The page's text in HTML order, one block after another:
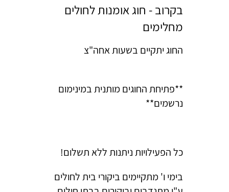
בקרוב - חוג אומנות לחולים
מחלימים
החוג יתקיים בשעות אחה"צ
**פתיחת החוגים מותנית במינימום
נרשמים**
כל הפעילויות ניתנות ללא תשלום!
בימי ו' מתקיימים ביקורי בית לחולים